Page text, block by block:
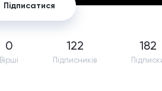
Підписатися
0
Вірші
122
Підпиcників
182